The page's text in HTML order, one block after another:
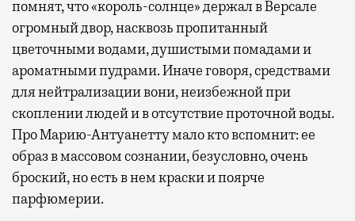
помнят, что «король-солнце» держал в Версале
огромный двор, насквозь пропитанный
цветочными водами, душистыми помадами и
ароматными пудрами. Иначе говоря, средствами
для нейтрализации вони, неизбежной при
скоплении людей и в отсутствие проточной воды.
Про Марию-Антуанетту мало кто вспомнит: ее
образ в массовом сознании, безусловно, очень
броский, но есть в нем краски и поярче
парфюмерии.